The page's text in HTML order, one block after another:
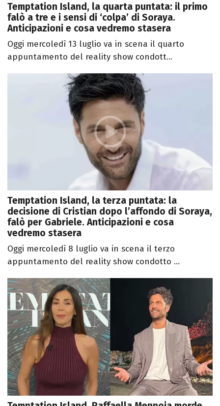
Temptation Island, la quarta puntata: il primo
falò a tre e i sensi di ‘colpa’ di Soraya.
Anticipazioni e cosa vedremo stasera
Oggi mercoledì 13 luglio va in scena il quarto
appuntamento del reality show condott...
Temptation Island, la terza puntata: la
decisione di Cristian dopo l’affondo di Soraya,
falò per Gabriele. Anticipazioni e cosa
vedremo stasera
Oggi mercoledì 8 luglio va in scena il terzo
appuntamento del reality show condotto ...